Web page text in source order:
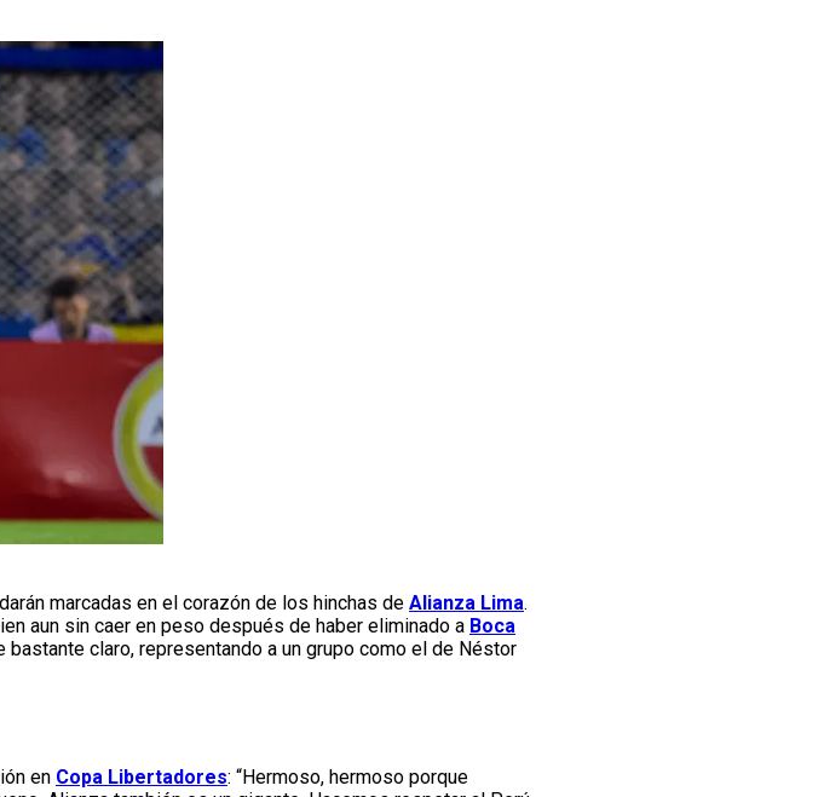
marcadas en el corazón de los hinchas de Alianza Lima.
aun sin caer en peso después de haber eliminado a Boca
claro, representando a un grupo como el de Néstor
en Copa Libertadores: “Hermoso, hermoso porque